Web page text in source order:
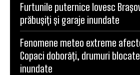
Furtunile puternice lovesc
prăbușiți și garaje inundate
Fenomene meteo extreme
Copaci doborâți, drumuri
inundate